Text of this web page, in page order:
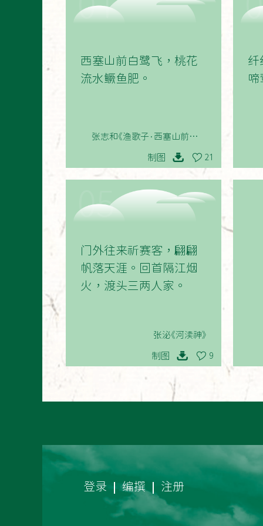
西塞山前白鹭飞，桃花
流水鳜鱼肥。
张志和《渔歌子·西塞山前白鹭
飞》
制图 21
纤
啼
05
门外往来祈赛客，翩翩
帆落天涯。回首隔江烟
火，渡头三两人家。
张泌《河渎神》
制图 9
登录 编撰 注册